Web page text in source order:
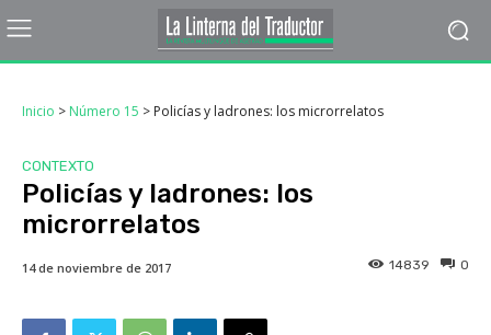
Inicio > Número 15 > Policías y ladrones: los microrrelatos
CONTEXTO
Policías y ladrones: los
microrrelatos
14 de noviembre de 2017 0
14839